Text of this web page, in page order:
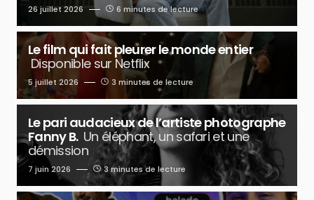
26 juillet 2026 6 minutes de lecture
Le film qui fait pleurer le monde entier
Disponible sur Netflix
5 juillet 2026 3 minutes de lecture
Le pari audacieux de l’artiste photographe
Fanny B. Un éléphant, un safari et une
démission
7 juin 2026 3 minutes de lecture